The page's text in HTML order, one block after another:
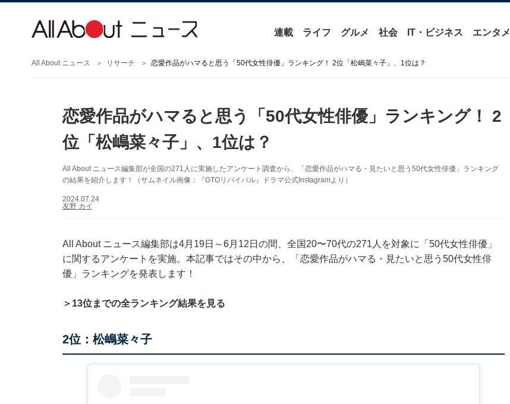
連載 ライフ グルメ 社会 IT・ビジネス エンタメ
All About ニュース リサーチ 恋愛作品がハマると思う「50代女性俳優」ランキング！ 2位「松嶋菜々子」、1位は？
恋愛作品がハマると思う「50代女性俳優」ランキング！ 2
位「松嶋菜々子」、1位は？
All About ニュース編集部が全国の271人に実施したアンケート調査から、「恋愛作品がハマる・見たいと思う50代女性俳優」ランキング
の結果を紹介します！（サムネイル画像：『GTOリバイバル』ドラマ公式Instagramより）
2024.07.24
友野 カイ
All About ニュース編集部は4月19日～6月12日の間、全国20〜70代の271人を対象に「50代女性俳優」
に関するアンケートを実施。本記事ではその中から、「恋愛作品がハマる・見たいと思う50代女性俳
優」ランキングを発表します！
＞13位までの全ランキング結果を見る
2位：松嶋菜々子